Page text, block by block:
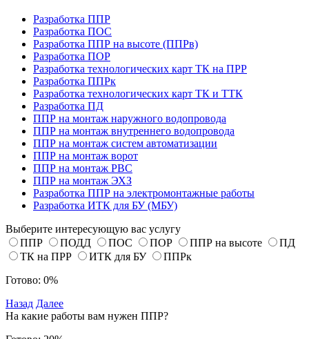
Разработка ППР
Разработка ПОС
Разработка ППР на высоте (ППРв)
Разработка ПОР
Разработка технологических карт ТК на ПРР
Разработка ППРк
Разработка технологических карт ТК и ТТК
Разработка ПД
ППР на монтаж наружного водопровода
ППР на монтаж внутреннего водопровода
ППР на монтаж систем автоматизации
ППР на монтаж ворот
ППР на монтаж РВС
ППР на монтаж ЭХЗ
Разработка ППР на электромонтажные работы
Разработка ИТК для БУ (МБУ)
Выберите интересующую вас услугу
ППР
ПОДД ПОС ПОР ППР на высоте
ПД
ТК на ПРР
ИТК для БУ
ППРк
Готово: 0%
Назад Далее
На какие работы вам нужен ППР?